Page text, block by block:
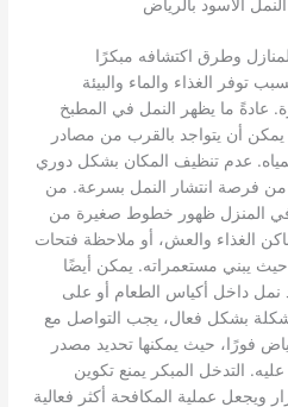
الأسود بالرياض
وطرق اكتشافه مبكرًا
توفر الغذاء والماء والبيئة
عادةً ما يظهر النمل في المطبخ
يمكن أن يتواجد بالقرب من مصادر
عدم تنظيف المكان بشكل دوري
من فرصة انتشار النمل بسرعة. من
في المنزل ظهور خطوط صغيرة من
الغذاء والعش، أو ملاحظة فتحات
يبني مستعمراته. يمكن أيضًا
نمل داخل أكياس الطعام أو على
بشكل فعال، يجب التواصل مع
فورًا، حيث يمكنها تحديد مصدر
التدخل المبكر يمنع تكوين
ويجعل عملية المكافحة أكثر فعالية